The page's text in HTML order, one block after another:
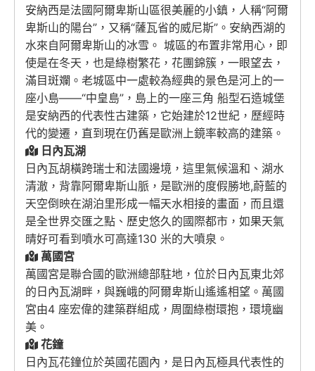
安納西是法國阿爾卑斯山區很美麗的小鎮，人稱“阿爾
卑斯山的陽台”，又稱“薩瓦省的威尼斯”。安納西湖的
水來自阿爾卑斯山的冰雪。 城區的布置非常用心，即
使是在冬天，也是綠樹繁花，花團錦簇，一眼望去，
滿目斑斕。老城區中一處較為經典的景色是河上的一
座小島——“中皇島”，島上的一座三角 船型石造城堡
是安納西的代表性古建築，它始建於12世紀，歷經時
代的變遷，直到現在仍舊是歐洲上鏡率較高的建築。
日內瓦湖
日內瓦胡橫跨瑞士和法國邊境，這里氣候溫和、湖水
清澈，背靠阿爾卑斯山脈，是歐洲的度假勝地,蔚藍的
天空倒映在湖泊里形成一幅天水相接的畫面，而且還
是全世界交匯之點、歷史悠久的國際都市，如果天氣
晴好可看到噴水可高達130 米的大噴泉。
萬國宮
萬國宮是聯合國的歐洲總部駐地，位於日內瓦東北郊
的日內瓦湖畔，與巍峨的阿爾卑斯山遙遙相望。萬國
宮由4 座宏偉的建築群組成，周圍綠樹環抱，環境幽
美。
花鐘
日內瓦花鐘位於英國花園內，是日內瓦極具代表性的